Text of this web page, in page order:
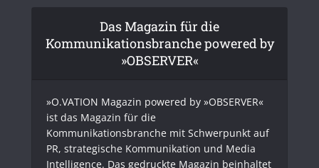
Das Magazin für die
Kommunikationsbranche powered by
»OBSERVER«
»O.VATION Magazin powered by »OBSERVER«
ist das Magazin für die
Kommunikationsbranche mit Schwerpunkt auf
PR, strategische Kommunikation und Media
Intelligence. Das gedruckte Magazin beinhaltet